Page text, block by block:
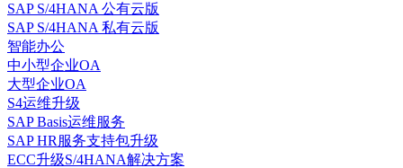
SAP S/4HANA 公有云版
SAP S/4HANA 私有云版
智能办公
中小型企业OA
大型企业OA
S4运维升级
SAP Basis运维服务
SAP HR服务支持包升级
ECC升级S/4HANA解决方案